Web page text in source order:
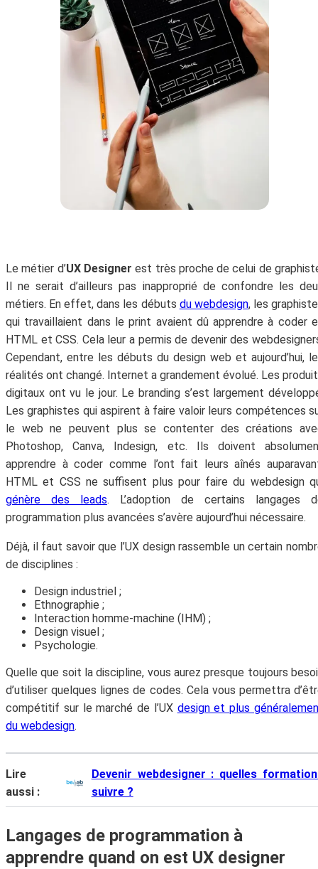
Le métier d’UX Designer est très proche de celui de
Il ne serait d’ailleurs pas inapproprié de confondre les
métiers. En effet, dans les débuts du webdesign, les
qui travaillaient dans le print avaient dû apprendre à coder
HTML et CSS. Cela leur a permis de devenir des
Cependant, entre les débuts du design web et aujourd’hui,
réalités ont changé. Internet a grandement évolué. Les
digitaux ont vu le jour. Le branding s’est largement
Les graphistes qui aspirent à faire valoir leurs compétences
le web ne peuvent plus se contenter des créations
Photoshop, Canva, Indesign, etc. Ils doivent
apprendre à coder comme l’ont fait leurs aînés
HTML et CSS ne suffisent plus pour faire du webdesign
génère des leads. L’adoption de certains langages
programmation plus avancées s’avère aujourd’hui nécessaire.
Déjà, il faut savoir que l’UX design rassemble un certain
de disciplines :
Design industriel ;
Ethnographie ;
Interaction homme-machine (IHM) ;
Design visuel ;
Psychologie.
Quelle que soit la discipline, vous aurez presque toujours
d’utiliser quelques lignes de codes. Cela vous permettra
compétitif sur le marché de l’UX design et plus
du webdesign.
Lire
aussi :
Devenir webdesigner : quelles
suivre ?
Langages de programmation à
apprendre quand on est UX designer